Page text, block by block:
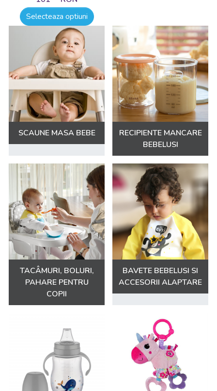
Cumpără produsele potrivite pentru bebelușul tău de pe
drool.ro și asigură-te că învață să mănânce într-un mod
confortabil, sigur și distractiv. Timpul zboară și când te
aștepți mai puțin, nu se vor mai murdari și nici nu vor mai
avea nevoie de un scaun de masă pentru prânz sau de
biberon... așa că e timpul să profiți de aceste clipe, să
răsfoiești catalogul nostru și să vă bucurați împreună de
Selecteaza optiuni
SCAUNE MASA BEBE
RECIPIENTE MANCARE
BEBELUSI
TACÂMURI, BOLURI,
PAHARE PENTRU
COPII
BAVETE BEBELUSI SI
ACCESORII ALAPTARE